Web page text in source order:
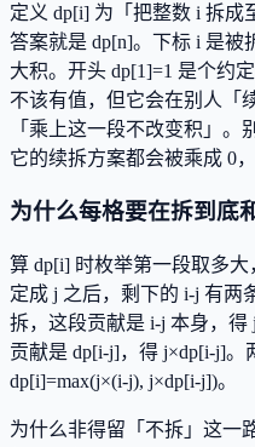
定义 dp[i] 为「把整数 i 拆成
答案就是 dp[n]。下标 i 是被
大积。开头 dp[1]=1 是个约
不该有值，但它会在别人「
「乘上这一段不改变积」。
它的续拆方案都会被乘成 0
为什么每格要在拆到底
算 dp[i] 时枚举第一段取多
定成 j 之后，剩下的 i-j 有两
拆，这段贡献是 i-j 本身，得
贡献是 dp[i-j]，得 j×dp[i-j]。
dp[i]=max(j×(i-j), j×dp[i-j])。
为什么非得留「不拆」这一